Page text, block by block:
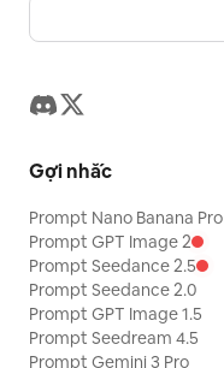
Gợi nhắc
Prompt Nano Banana Pro
Prompt GPT Image 2
Prompt Seedance 2.5
Prompt Seedance 2.0
Prompt GPT Image 1.5
Prompt Seedream 4.5
Prompt Gemini 3 Pro